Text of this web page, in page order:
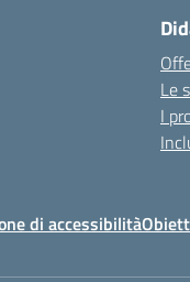
Le
I
di accessibilità